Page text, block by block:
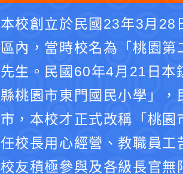
本校創立於民國23年3月28
區內，當時校名為「桃園
先生。民國60年4月21日本
縣桃園市東門國民小學」
市，本校才正式改稱「桃
任校長用心經營、教職員
校友積極參與及各級長官